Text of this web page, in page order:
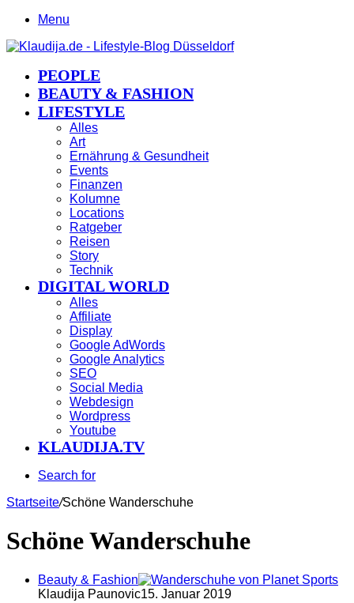
Menu
PEOPLE
BEAUTY & FASHION
LIFESTYLE
Alles
Art
Ernährung & Gesundheit
Events
Finanzen
Kolumne
Locations
Ratgeber
Reisen
Story
Technik
DIGITAL WORLD
Alles
Affiliate
Display
Google AdWords
Google Analytics
SEO
Social Media
Webdesign
Wordpress
Youtube
KLAUDIJA.TV
Search for
Startseite/Schöne Wanderschuhe
Schöne Wanderschuhe
Beauty & Fashion
Klaudija Paunovic15. Januar 2019